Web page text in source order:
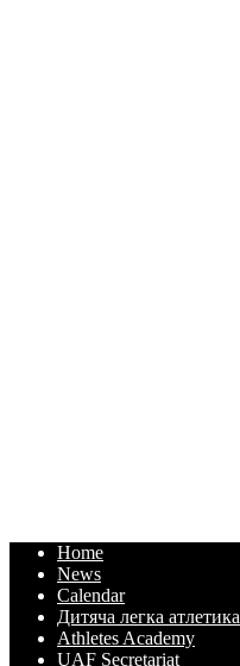
Home
News
Calendar
Дитяча легка атлетика
Athletes Academy
UAF Secretariat